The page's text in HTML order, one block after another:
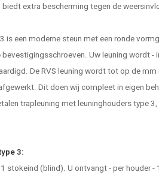
biedt extra bescherming tegen de
is een moderne steun met een ronde
Uw leuning wordt -
DeRVS leuning wordt tot op de mm
Dit doen wij compleet in eigen
trapleuning met leuninghouders type
3:
stokeind (blind). U ontvangt - per houder